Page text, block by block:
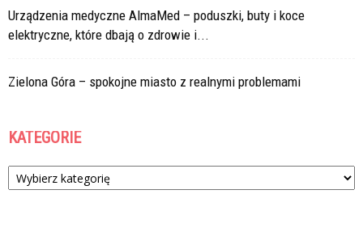
Urządzenia medyczne AlmaMed – poduszki, buty i koce
elektryczne, które dbają o zdrowie i...
Zielona Góra – spokojne miasto z realnymi problemami
KATEGORIE
Kategorie